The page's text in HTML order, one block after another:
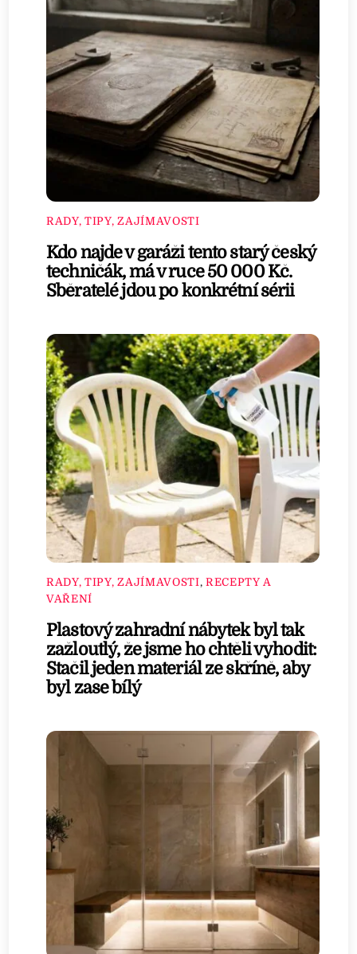
RADY, TIPY, ZAJÍMAVOSTI
Kdo najde v garáži tento starý český
techničák, má v ruce 50 000 Kč.
Sběratelé jdou po konkrétní sérii
RADY, TIPY, ZAJÍMAVOSTI, RECEPTY A
VAŘENÍ
Plastový zahradní nábytek byl tak
zažloutlý, že jsme ho chtěli vyhodit:
Stačil jeden materiál ze skříně, aby
byl zase bílý